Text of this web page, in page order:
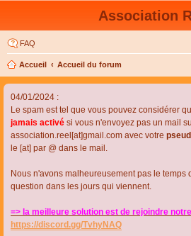
Association
FAQ
Accueil Accueil du forum
04/01/2024 :
Le spam est tel que vous pouvez considérer
jamais activé si vous n'envoyez pas un mail
association.reel[at]gmail.com avec votre
le [at] par @ dans le mail.
Nous n'avons malheureusement pas le temps
question dans les jours qui viennent.
=> la meilleure solution est de rejoindre
https://discord.gg/TvhyNAQ